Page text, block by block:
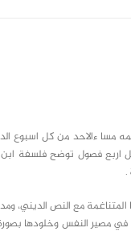
مسا ءالاحد من كل اسبوع
فصول توضح فلسفة ابن
.
المتناغمة مع النص الديني،
في مصير النفس وخلودها